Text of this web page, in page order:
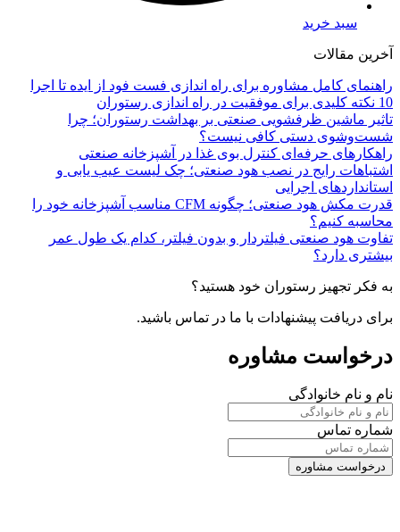
سبد خرید
آخرین مقالات
راهنمای کامل مشاوره برای راه اندازی فست فود از ایده تا اجرا
10 نکته کلیدی برای موفقیت در راه اندازی رستوران
تاثیر ماشین ظرفشویی صنعتی بر بهداشت رستوران؛ چرا
شست‌وشوی دستی کافی نیست؟
راهکارهای حرفه‌ای کنترل بوی غذا در آشپزخانه صنعتی
اشتباهات رایج در نصب هود صنعتی؛ چک لیست عیب یابی و
استانداردهای اجرایی
قدرت مکش هود صنعتی؛ چگونه CFM مناسب آشپزخانه خود را
محاسبه کنیم؟
تفاوت هود صنعتی فیلتردار و بدون فیلتر، کدام یک طول عمر
بیشتری دارد؟
به فکر تجهیز رستوران خود هستید؟
برای دریافت پیشنهادات با ما در تماس باشید.
درخواست مشاوره
نام و نام خانوادگی
شماره تماس